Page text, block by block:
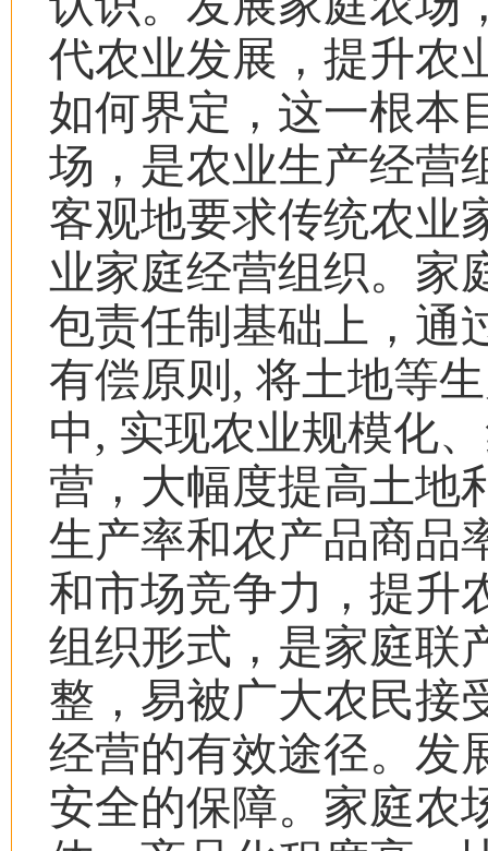
代农业发展，提升农
如何界定，这一根本
场，是农业生产经营
客观地要求传统农业
业家庭经营组织。家
包责任制基础上，通
有偿原则 , 将土地等
中, 实现农业规模化
营，大幅度提高土地
生产率和农产品商品
和市场竞争力，提升
组织形式，是家庭联
整，易被广大农民接
经营的有效途径。发
安全的保障。家庭农